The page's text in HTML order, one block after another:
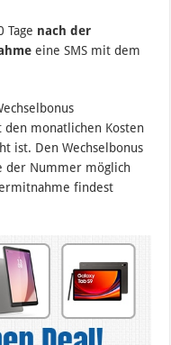
Tage nach der
eine SMS mit dem
monatlichen Kosten
ist. Den Wechselbonus
der Nummer möglich
findest